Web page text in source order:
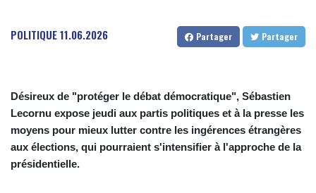
Tour de France femmes: Kim Le Court remporte la 6e étape,
Marlen Reusser reste maillot jaune
POLITIQUE11.06.2026 Partager Partager
Désireux de "protéger le débat démocratique", Sébastien
Lecornu expose jeudi aux partis politiques et à la presse les
moyens pour mieux lutter contre les ingérences étrangères
aux élections, qui pourraient s'intensifier à l'approche de la
présidentielle.